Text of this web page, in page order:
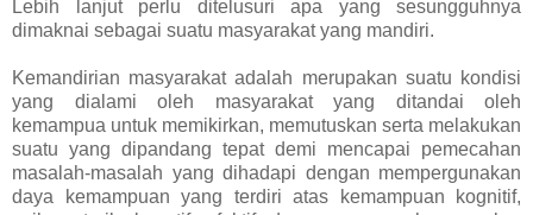
Lebih lanjut perlu ditelusuri apa yang sesungguhnya
dimaknai sebagai suatu masyarakat yang mandiri.
Kemandirian masyarakat adalah merupakan suatu kondisi
yang dialami oleh masyarakat yang ditandai oleh
kemampua untuk memikirkan, memutuskan serta melakukan
suatu yang dipandang tepat demi mencapai pemecahan
masalah-masalah yang dihadapi dengan mempergunakan
daya kemampuan yang terdiri atas kemampuan kognitif,